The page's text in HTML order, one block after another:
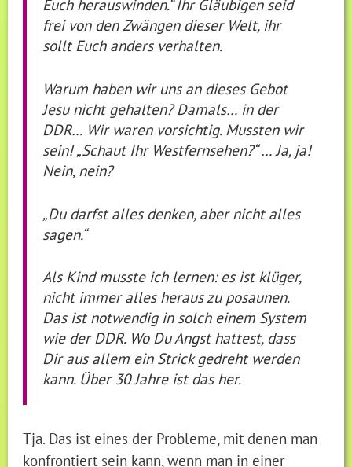
Euch herauswinden.“ Ihr Gläubigen seid
frei von den Zwängen dieser Welt, ihr
sollt Euch anders verhalten.
Warum haben wir uns an dieses Gebot
Jesu nicht gehalten? Damals… in der
DDR… Wir waren vorsichtig. Mussten wir
sein! „Schaut Ihr Westfernsehen?“ … Ja, ja!
Nein, nein?
„Du darfst alles denken, aber nicht alles
sagen.“
Als Kind musste ich lernen: es ist klüger,
nicht immer alles heraus zu posaunen.
Das ist notwendig in solch einem System
wie der DDR. Wo Du Angst hattest, dass
Dir aus allem ein Strick gedreht werden
kann. Über 30 Jahre ist das her.
Tja. Das ist eines der Probleme, mit denen man
konfrontiert sein kann, wenn man in einer